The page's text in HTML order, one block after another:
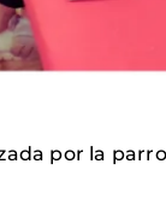
por la